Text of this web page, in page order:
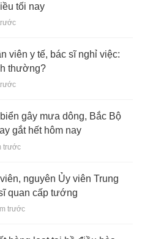
tối nay
viên y tế, bác sĩ nghỉ việc:
thường?
gây mưa dông, Bắc Bộ
gắt hết hôm nay
trước
nguyên Ủy viên Trung
quan cấp tướng
trước